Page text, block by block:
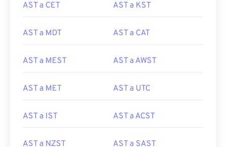
AST a CET AST a KST
AST a MDT AST a CAT
AST a MEST AST a AWST
AST a MET AST a UTC
AST a IST AST a ACST
AST a NZST AST a SAST